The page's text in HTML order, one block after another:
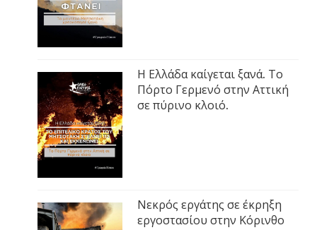
Η Ελλάδα καίγεται ξανά. Το
Πόρτο Γερμενό στην Αττική
σε πύρινο κλοιό.
Νεκρός εργάτης σε έκρηξη
εργοστασίου στην Κόρινθο